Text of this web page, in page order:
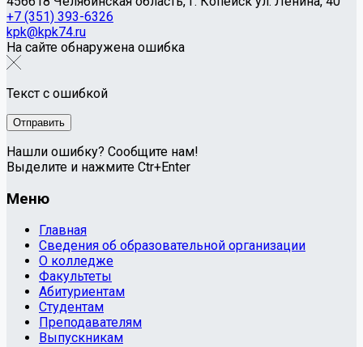
+7 (351) 393-6326
kpk@kpk74.ru
На сайте обнаружена ошибка
Текст с ошибкой
Нашли ошибку? Сообщите нам!
Выделите и нажмите Ctr+Enter
Меню
Главная
Сведения об образовательной организации
О колледже
Факультеты
Абитуриентам
Студентам
Преподавателям
Выпускникам